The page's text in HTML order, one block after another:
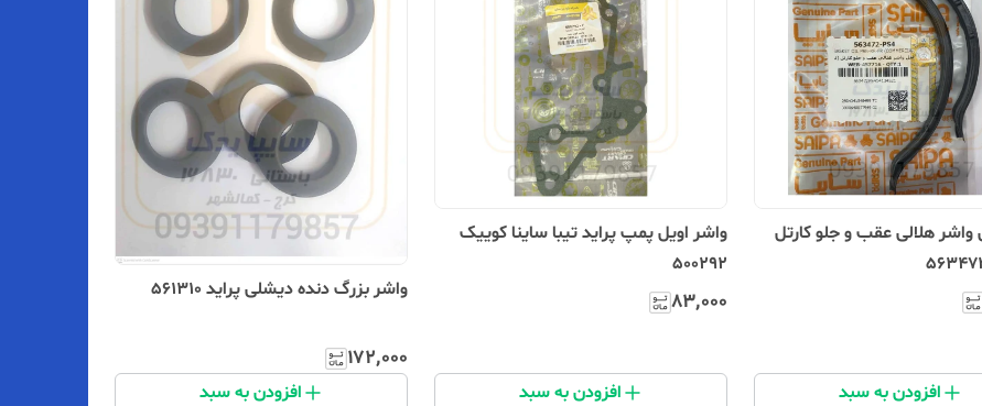
هلالی عقب و جلو کارتل
افزودن به سبد
واشر اویل پمپ پراید تیبا ساینا کوییک
500292
۸۳٬۰۰۰
افزودن به سبد
واشر بزرگ دنده دیشلی پراید 561310
۱۷۲٬۰۰۰
افزودن به سبد